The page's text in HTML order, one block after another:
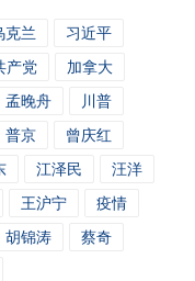
克兰
习近平
产党
加拿大
孟晚舟
川普
普京
曾庆红
江泽民
汪洋
王沪宁
疫情
胡锦涛
蔡奇